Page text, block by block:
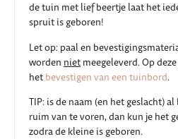
de tuin met lief beertje laat het
spruit is geboren!
Let op: paal en
worden niet meegeleverd. Op
het bevestigen van een tuinbord.
TIP: is de naam (en het geslacht)
ruim van te voren, dan kun je het
zodra de kleine is geboren.